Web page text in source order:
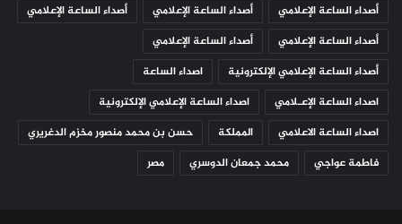
أصداء الساعة الإعلامي
أصداء الساعة الإعلامي
أصداء الساعة الإعلامي
أصداء الساعة الإعلامي
أصداء الساعة الإعلامي
أصداء الساعة الإعلامي الإلكترونية
اصداء الساعة
اصداء الساعة الإعـلامي
اصداء الساعة الإعلامي الإلكترونية
اصداء الساعة الاعلامي
المملكة
حسن بن محمد منصور مخزم الدغريري
فاطمة عواجي
محمد جمعان الدوسري مصر